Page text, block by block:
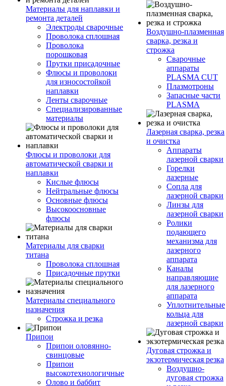
Материалы для наплавки и
ремонта деталей
Электроды сварочные
Проволока сплошная
Проволока
порошковая
Прутки присадочные
Флюсы и проволоки
для износостойкой
наплавки
Ленты сварочные
Специализированные
материалы
Флюсы и проволоки для
автоматической сварки и
наплавки
Кислые флюсы
Нейтральные флюсы
Основные флюсы
Высокоосновные
флюсы
Материалы для сварки
титана
Проволока сплошная
Присадочные прутки
Материалы специального
назначения
Строжка и резка
Припои
Припои оловянно-
свинцовые
Припои
высокотехнологичные
Олово и баббит
Воздушно-плазменная
сварка, резка и
строжка
Сварочные
аппараты
PLASMA CUT
Плазмотроны
Запасные части
PLASMA
Лазерная сварка, резка
и очистка
Аппараты
лазерной сварки
Горелки
лазерные
Сопла для
лазерной сварки
Линзы для
лазерной сварки
Ролики
подающего
механизма для
лазерного
аппарата
Каналы
направляющие
для лазерного
аппарата
Уплотнительные
кольца для
лазерной сварки
Дуговая строжка и
экзотермическая резка
Воздушно-
дуговая строжка